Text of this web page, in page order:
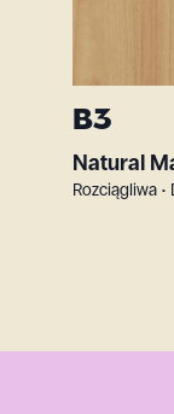
B3
Natural
Rozciągliwa